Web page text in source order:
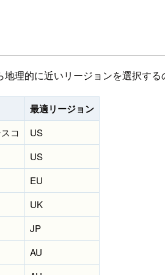
地理的に近いリージョンを選択する
最適リージョン
コ
US
US
EU
UK
JP
AU